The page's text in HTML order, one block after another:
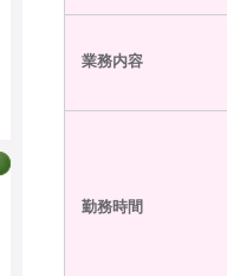
業務内容
勤務時間